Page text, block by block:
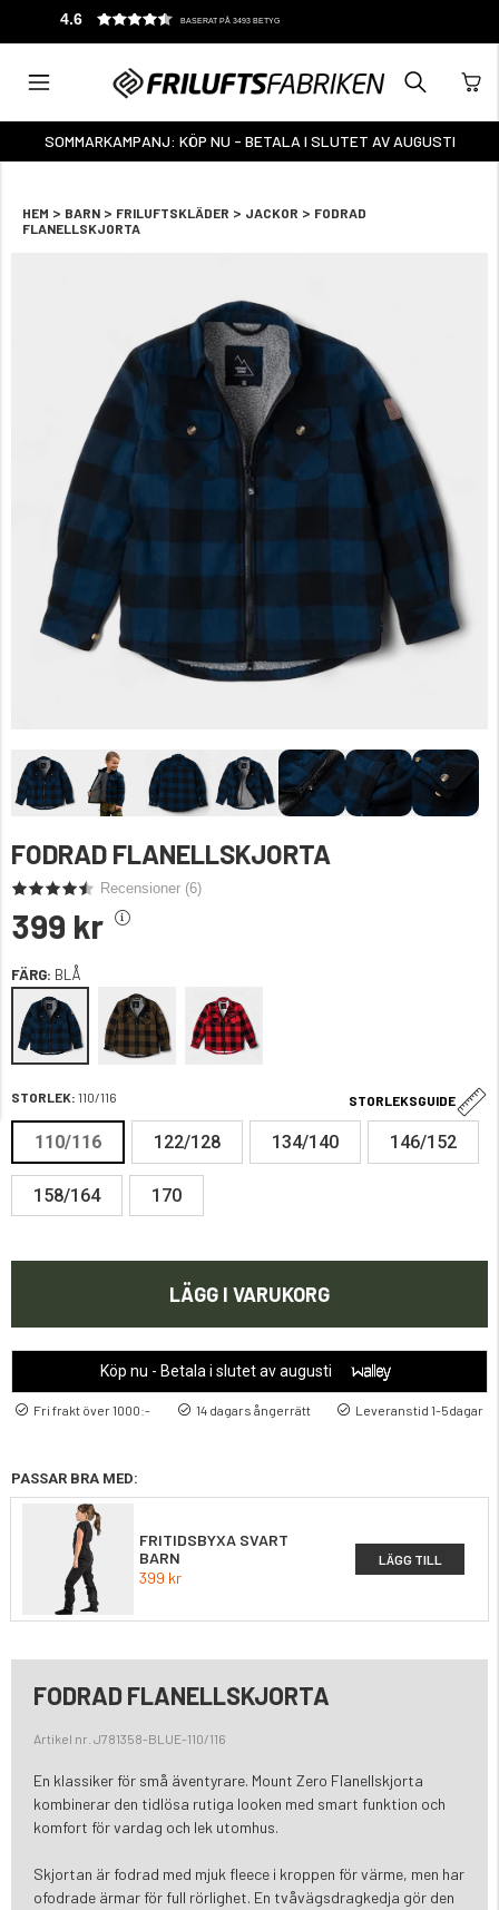
4.6 BASERAT PÅ 3493 BETYG
SOMMARKAMPANJ: KÖP NU - BETALA I SLUTET AV AUGUSTI
HEM > BARN > FRILUFTSKLÄDER > JACKOR > FODRAD
FLANELLSKJORTA
FODRAD FLANELLSKJORTA
Recensioner (6)
399 kr
FÄRG: BLÅ
STORLEK: 110/116 STORLEKSGUIDE
110/116 122/128 134/140 146/152
158/164 170
LÄGG I VARUKORG
Köp nu - Betala i slutet av augusti
Fri frakt över 1000:- 14 dagars ångerrätt Leveranstid 1-5dagar
PASSAR BRA MED:
FRITIDSBYXA SVART
BARN
399 kr
LÄGG TILL
FODRAD FLANELLSKJORTA
Artikel nr. J781358-BLUE-110/116
En klassiker för små äventyrare. Mount Zero Flanellskjorta
kombinerar den tidlösa rutiga looken med smart funktion och
komfort för vardag och lek utomhus.
Skjortan är fodrad med mjuk fleece i kroppen för värme, men har
ofodrade ärmar för full rörlighet. En tvåvägsdragkedja gör den